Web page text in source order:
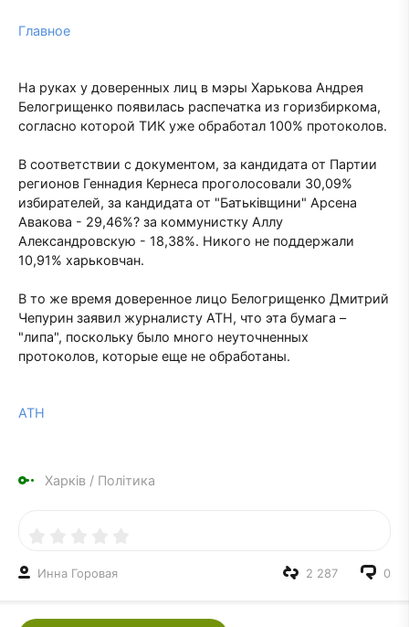
Главное
На руках у доверенных лиц в мэры Харькова Андрея
Белогрищенко появилась распечатка из горизбиркома,
согласно которой ТИК уже обработал 100% протоколов.
В соответствии с документом, за кандидата от Партии
регионов Геннадия Кернеса проголосовали 30,09%
избирателей, за кандидата от "Батьківщини" Арсена
Авакова - 29,46%? за коммунистку Аллу
Александровскую - 18,38%. Никого не поддержали
10,91% харьковчан.
В то же время доверенное лицо Белогрищенко Дмитрий
Чепурин заявил журналисту АТН, что эта бумага –
"липа", поскольку было много неуточненных
протоколов, которые еще не обработаны.
АТН
Харків / Політика
Инна Горовая 0
2 287